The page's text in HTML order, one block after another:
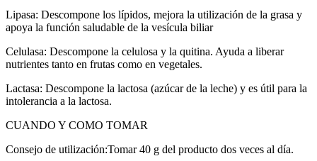
Lipasa: Descompone los lípidos, mejora la utilización de la grasa y
apoya la función saludable de la vesícula biliar
Celulasa: Descompone la celulosa y la quitina. Ayuda a liberar
nutrientes tanto en frutas como en vegetales.
Lactasa: Descompone la lactosa (azúcar de la leche) y es útil para la
intolerancia a la lactosa.
CUANDO Y COMO TOMAR
Consejo de utilización:Tomar 40 g del producto dos veces al día.